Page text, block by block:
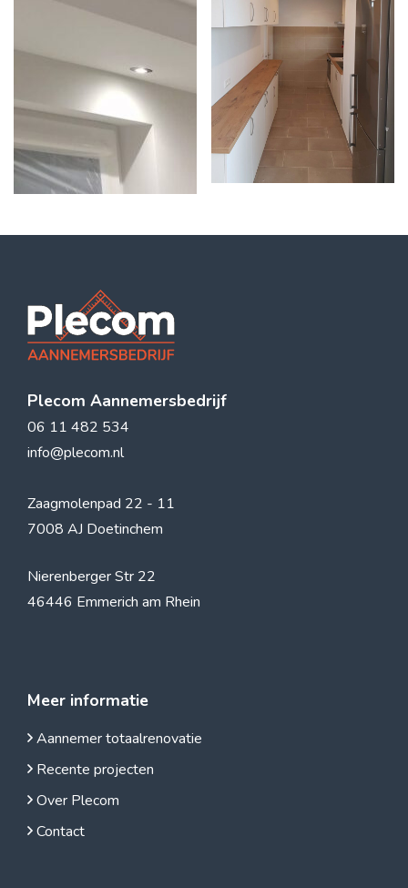
Plecom Aannemersbedrijf
06 11 482 534
info@plecom.nl
Zaagmolenpad 22 - 11
7008 AJ Doetinchem
Nierenberger Str 22
46446 Emmerich am Rhein
Meer informatie
Aannemer totaalrenovatie
Recente projecten
Over Plecom
Contact